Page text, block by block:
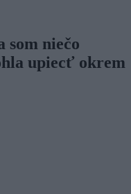
som niečo
upiecť okrem